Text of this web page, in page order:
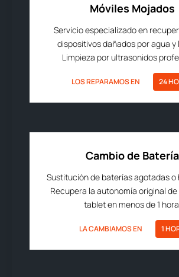
Móviles Mojados
Servicio especializado en
dispositivos dañados por agua y
Limpieza por ultrasonidos
LOS REPARAMOS EN 24
Cambio de Batería
Sustitución de baterías agotadas o
Recupera la autonomía original
tablet en menos de 1
LA CAMBIAMOS EN 1